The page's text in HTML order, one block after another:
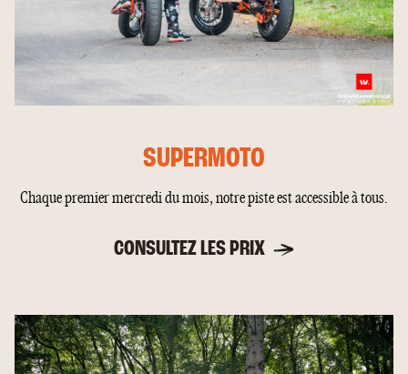
SUPERMOTO
Chaque premier mercredi du mois, notre piste est accessible à tous.
CONSULTEZ LES PRIX